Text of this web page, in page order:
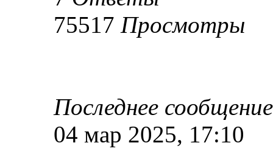
75517 Просмотры
Последнее
04 мар 2025, 17:10